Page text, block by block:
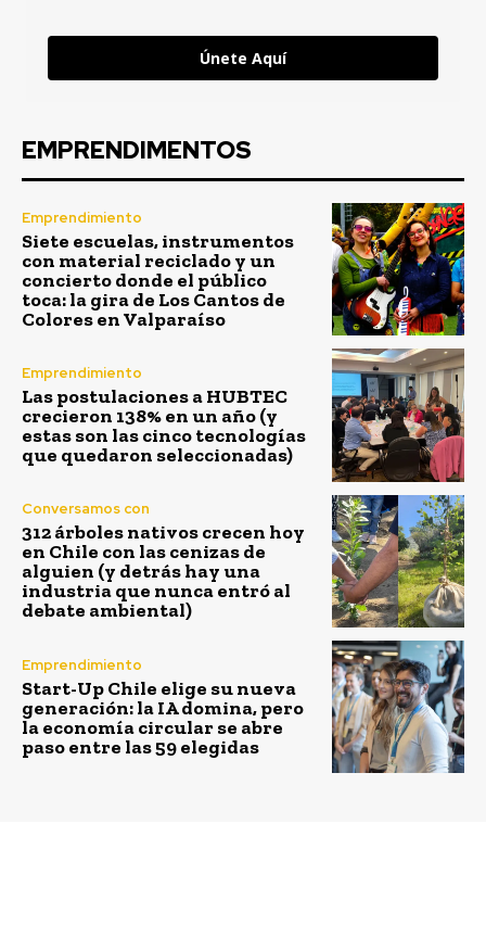
Únete Aquí
EMPRENDIMENTOS
Emprendimiento
Siete escuelas, instrumentos
con material reciclado y un
concierto donde el público
toca: la gira de Los Cantos de
Colores en Valparaíso
Emprendimiento
Las postulaciones a HUBTEC
crecieron 138% en un año (y
estas son las cinco tecnologías
que quedaron seleccionadas)
Conversamos con
312 árboles nativos crecen hoy
en Chile con las cenizas de
alguien (y detrás hay una
industria que nunca entró al
debate ambiental)
Emprendimiento
Start-Up Chile elige su nueva
generación: la IA domina, pero
la economía circular se abre
paso entre las 59 elegidas